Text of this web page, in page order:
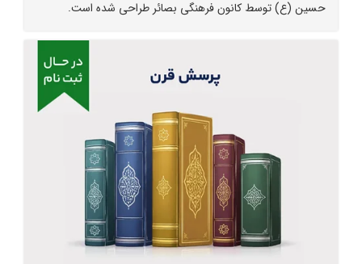
حسین (ع) توسط کانون فرهنگی بصائر طراحی شده است.